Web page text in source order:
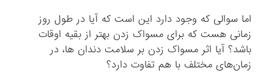
اما سوالی که وجود دارد این است که آیا در طول روز
زمانی هست که برای مسواک زدن بهتر از بقیه اوقات
باشد؟ آیا اثر مسواک زدن بر سلامت دندان ها، در
زمان‌های مختلف با هم تفاوت دارد؟